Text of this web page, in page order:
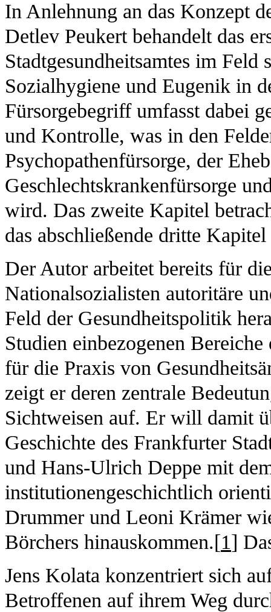
In Anlehnung an das Konzept
Detlev Peukert behandelt das
Stadtgesundheitsamtes im
Sozialhygiene und Eugenik in
Fürsorgebegriff umfasst dabei
und Kontrolle, was in den
Psychopathenfürsorge, der
Geschlechtskrankenfürsorge
wird. Das zweite Kapitel
das abschließende dritte
Der Autor arbeitet bereits für
Nationalsozialisten autoritäre
Feld der Gesundheitspolitik
Studien einbezogenen
für die Praxis von
zeigt er deren zentrale
Sichtweisen auf. Er will damit
Geschichte des Frankfurter
und Hans-Ulrich Deppe mit
institutionengeschichtlich
Drummer und Leoni Krämer
Börchers hinauskommen.[1]
Jens Kolata konzentriert sich
Betroffenen auf ihrem Weg